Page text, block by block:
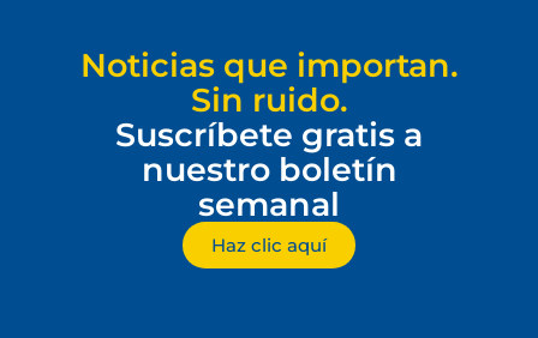
Noticias que importan.
Sin ruido.
Suscríbete gratis a
nuestro boletín
semanal
Haz clic aquí